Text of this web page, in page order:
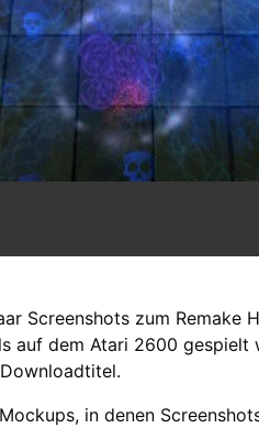
Screenshots zum Remake
auf dem Atari 2600 gespielt
in denen